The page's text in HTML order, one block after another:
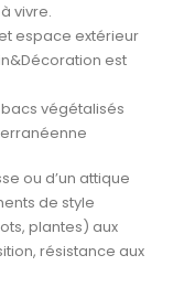
vivre.
espace extérieur
est
végétalisés
ou d’un attique
de style
plantes) aux
résistance aux